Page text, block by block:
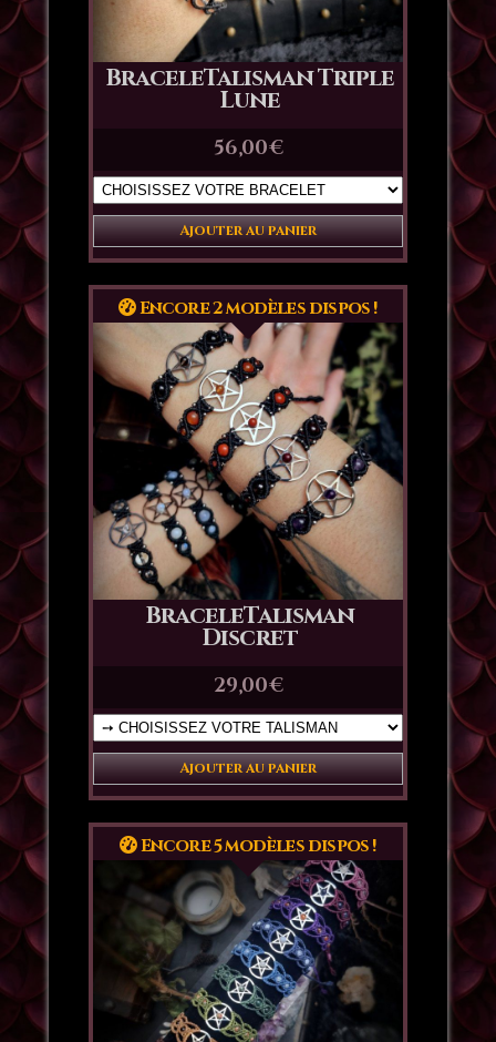
BraceleTalisman Triple
Lune
56,00€
Ajouter au panier
BraceleTalisman
Discret
29,00€
Ajouter au panier
Encore 2 modèles dispos !
Encore 5 modèles dispos !